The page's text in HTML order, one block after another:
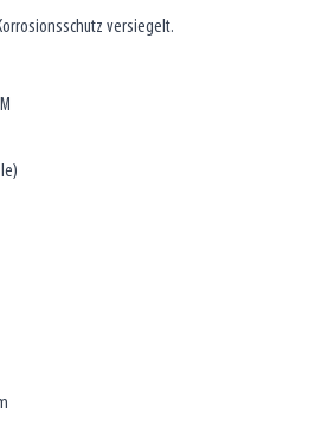
versiegelt.